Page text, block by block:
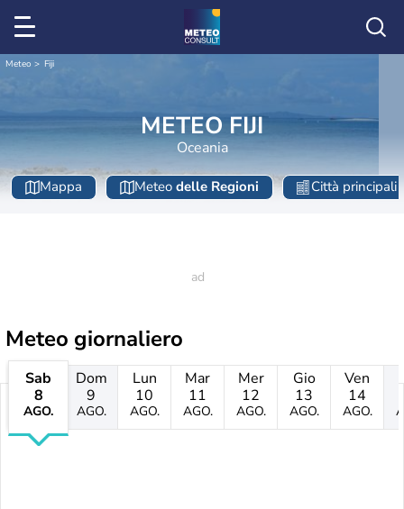
Meteo Fiji
METEO FIJI
Oceania
Mappa Meteo delle Regioni Città principali
Meteo giornaliero
Sab
8
AGO.
Dom
9
AGO.
Lun
10
AGO.
Mar
11
AGO.
Mer
12
AGO.
Gio
13
AGO.
Ven
14
AGO.